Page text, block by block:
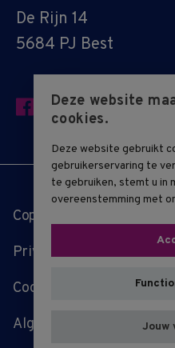
De Rijn 14
5684 PJ Best
Copyright © 2019 - 2026
Privacy-statement
Cookie-overzicht
Algemene voorwaarden
Deze website
cookies.
Deze website gebruikt
gebruikerservaring te
te gebruiken, stemt u in
overeenstemming met
Jouw